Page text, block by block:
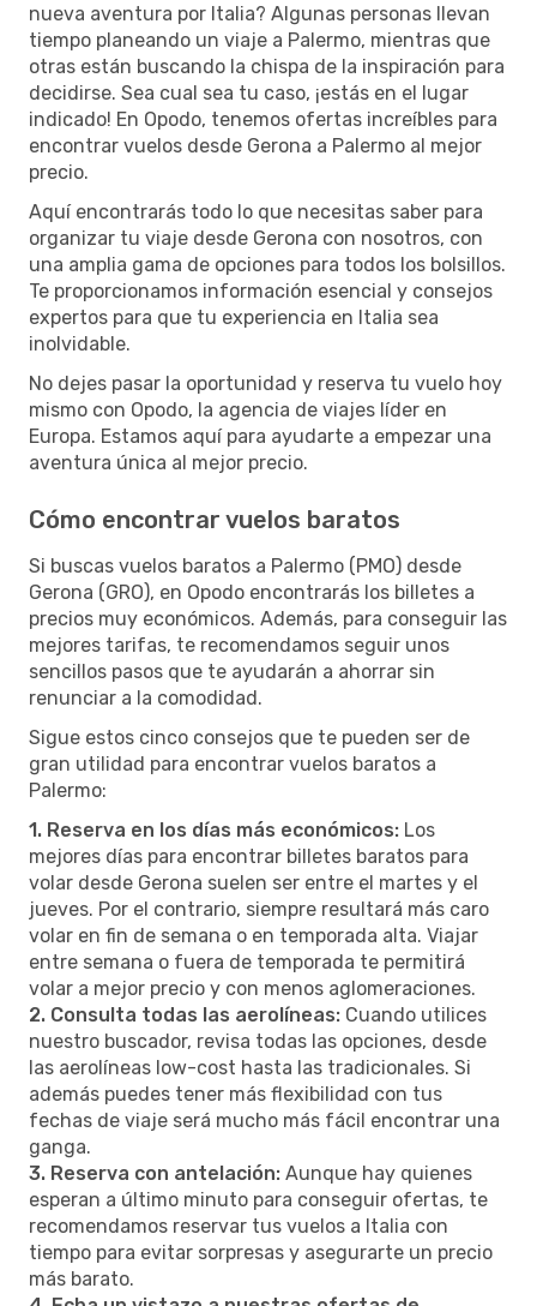
nueva aventura por Italia? Algunas personas llevan
tiempo planeando un viaje a Palermo, mientras que
otras están buscando la chispa de la inspiración para
decidirse. Sea cual sea tu caso, ¡estás en el lugar
indicado! En Opodo, tenemos ofertas increíbles para
encontrar vuelos desde Gerona a Palermo al mejor
precio.
Aquí encontrarás todo lo que necesitas saber para
organizar tu viaje desde Gerona con nosotros, con
una amplia gama de opciones para todos los bolsillos.
Te proporcionamos información esencial y consejos
expertos para que tu experiencia en Italia sea
inolvidable.
No dejes pasar la oportunidad y reserva tu vuelo hoy
mismo con Opodo, la agencia de viajes líder en
Europa. Estamos aquí para ayudarte a empezar una
aventura única al mejor precio.
Cómo encontrar vuelos baratos
Si buscas vuelos baratos a Palermo (PMO) desde
Gerona (GRO), en Opodo encontrarás los billetes a
precios muy económicos. Además, para conseguir las
mejores tarifas, te recomendamos seguir unos
sencillos pasos que te ayudarán a ahorrar sin
renunciar a la comodidad.
Sigue estos cinco consejos que te pueden ser de
gran utilidad para encontrar vuelos baratos a
Palermo:
1. Reserva en los días más económicos: Los
mejores días para encontrar billetes baratos para
volar desde Gerona suelen ser entre el martes y el
jueves. Por el contrario, siempre resultará más caro
volar en fin de semana o en temporada alta. Viajar
entre semana o fuera de temporada te permitirá
volar a mejor precio y con menos aglomeraciones.
2. Consulta todas las aerolíneas: Cuando utilices
nuestro buscador, revisa todas las opciones, desde
las aerolíneas low-cost hasta las tradicionales. Si
además puedes tener más flexibilidad con tus
fechas de viaje será mucho más fácil encontrar una
ganga.
3. Reserva con antelación: Aunque hay quienes
esperan a último minuto para conseguir ofertas, te
recomendamos reservar tus vuelos a Italia con
tiempo para evitar sorpresas y asegurarte un precio
más barato.